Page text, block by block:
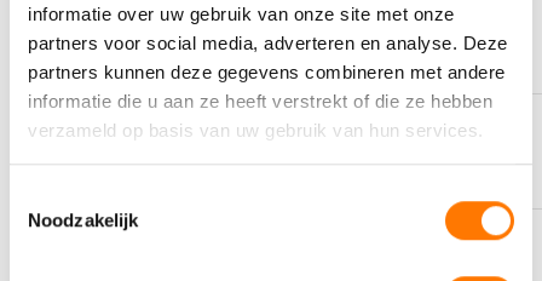
informatie over uw gebruik van onze site met onze
partners voor social media, adverteren en analyse. Deze
partners kunnen deze gegevens combineren met andere
informatie die u aan ze heeft verstrekt of die ze hebben
verzameld op basis van uw gebruik van hun services.
Noodzakelijk
AS MET ZWAVEL 4488 cP